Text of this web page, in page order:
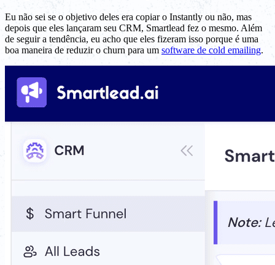
Eu não sei se o objetivo deles era copiar o Instantly ou não, mas
depois que eles lançaram seu CRM, Smartlead fez o mesmo. Além
de seguir a tendência, eu acho que eles fizeram isso porque é uma
boa maneira de reduzir o churn para um software de cold emailing.